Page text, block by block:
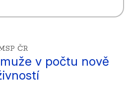
ČR
v počtu nově